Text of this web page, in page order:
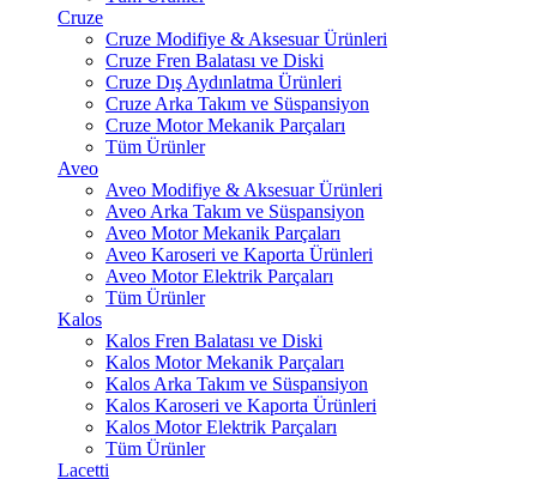
Cruze
Cruze Modifiye & Aksesuar Ürünleri
Cruze Fren Balatası ve Diski
Cruze Dış Aydınlatma Ürünleri
Cruze Arka Takım ve Süspansiyon
Cruze Motor Mekanik Parçaları
Tüm Ürünler
Aveo
Aveo Modifiye & Aksesuar Ürünleri
Aveo Arka Takım ve Süspansiyon
Aveo Motor Mekanik Parçaları
Aveo Karoseri ve Kaporta Ürünleri
Aveo Motor Elektrik Parçaları
Tüm Ürünler
Kalos
Kalos Fren Balatası ve Diski
Kalos Motor Mekanik Parçaları
Kalos Arka Takım ve Süspansiyon
Kalos Karoseri ve Kaporta Ürünleri
Kalos Motor Elektrik Parçaları
Tüm Ürünler
Lacetti